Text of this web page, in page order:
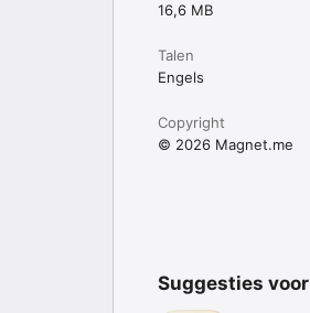
16,6 MB
Talen
Engels
Copyright
© 2026 Magnet.me
Suggesties